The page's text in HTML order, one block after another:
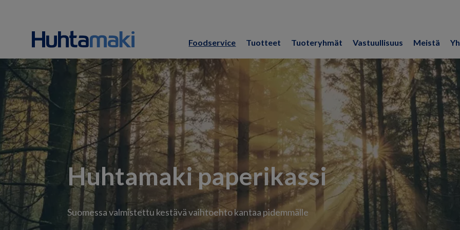
Foodservice Tuotteet Tuoteryhmät Vastuullisuus Meistä
Huhtamaki paperikassi
Suomessa valmistettu kestävä vaihtoehto kantaa pidemmälle